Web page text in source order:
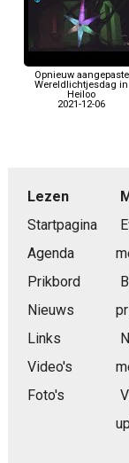
Opnieuw aangepaste
Wereldlichtjesdag in
Heiloo
2021-12-06
Lezen
Startpagina
Agenda
Prikbord
Nieuws
Links
Video's
Foto's